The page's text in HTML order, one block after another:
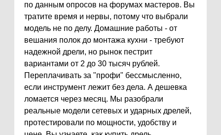
по данным опросов на форумах мастеров. Вы
тратите время и нервы, потому что выбрали
модель не по делу. Домашние работы - от
вешания полок до монтажа кухни - требуют
надежной дрели, но рынок пестрит
вариантами от 2 до 30 тысяч рублей.
Переплачивать за "профи" бессмысленно,
если инструмент лежит без дела. А дешевка
ломается через месяц. Мы разобрали
реальные модели сетевых и ударных дрелей,
протестировали по мощности, удобству и